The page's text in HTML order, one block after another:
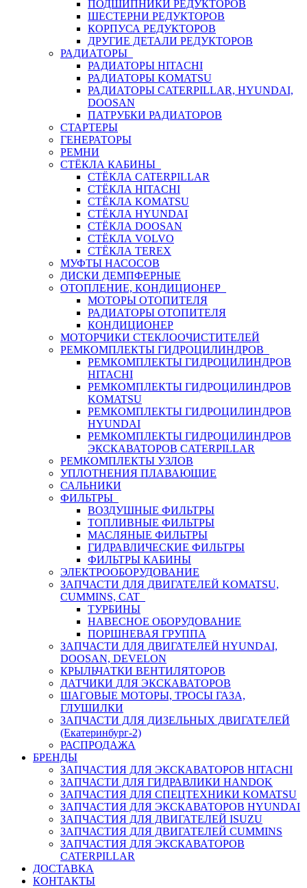
ПОДШИПНИКИ РЕДУКТОРОВ
ШЕСТЕРНИ РЕДУКТОРОВ
КОРПУСА РЕДУКТОРОВ
ДРУГИЕ ДЕТАЛИ РЕДУКТОРОВ
РАДИАТОРЫ
РАДИАТОРЫ HITACHI
РАДИАТОРЫ KOMATSU
РАДИАТОРЫ CATERPILLAR, HYUNDAI,
DOOSAN
ПАТРУБКИ РАДИАТОРОВ
СТАРТЕРЫ
ГЕНЕРАТОРЫ
РЕМНИ
СТЁКЛА КАБИНЫ
СТЁКЛА CATERPILLAR
СТЁКЛА HITACHI
СТЁКЛА KOMATSU
СТЁКЛА HYUNDAI
СТЁКЛА DOOSAN
СТЁКЛА VOLVO
СТЁКЛА TEREX
МУФТЫ НАСОСОВ
ДИСКИ ДЕМПФЕРНЫЕ
ОТОПЛЕНИЕ, КОНДИЦИОНЕР
МОТОРЫ ОТОПИТЕЛЯ
РАДИАТОРЫ ОТОПИТЕЛЯ
КОНДИЦИОНЕР
МОТОРЧИКИ СТЕКЛООЧИСТИТЕЛЕЙ
РЕМКОМПЛЕКТЫ ГИДРОЦИЛИНДРОВ
РЕМКОМПЛЕКТЫ ГИДРОЦИЛИНДРОВ
HITACHI
РЕМКОМПЛЕКТЫ ГИДРОЦИЛИНДРОВ
KOMATSU
РЕМКОМПЛЕКТЫ ГИДРОЦИЛИНДРОВ
HYUNDAI
РЕМКОМПЛЕКТЫ ГИДРОЦИЛИНДРОВ
ЭКСКАВАТОРОВ CATERPILLAR
РЕМКОМПЛЕКТЫ УЗЛОВ
УПЛОТНЕНИЯ ПЛАВАЮЩИЕ
САЛЬНИКИ
ФИЛЬТРЫ
ВОЗДУШНЫЕ ФИЛЬТРЫ
ТОПЛИВНЫЕ ФИЛЬТРЫ
МАСЛЯНЫЕ ФИЛЬТРЫ
ГИДРАВЛИЧЕСКИЕ ФИЛЬТРЫ
ФИЛЬТРЫ КАБИНЫ
ЭЛЕКТРООБОРУДОВАНИЕ
ЗАПЧАСТИ ДЛЯ ДВИГАТЕЛЕЙ KOMATSU,
CUMMINS, CAT
ТУРБИНЫ
НАВЕСНОЕ ОБОРУДОВАНИЕ
ПОРШНЕВАЯ ГРУППА
ЗАПЧАСТИ ДЛЯ ДВИГАТЕЛЕЙ HYUNDAI,
DOOSAN, DEVELON
КРЫЛЬЧАТКИ ВЕНТИЛЯТОРОВ
ДАТЧИКИ ДЛЯ ЭКСКАВАТОРОВ
ШАГОВЫЕ МОТОРЫ, ТРОСЫ ГАЗА,
ГЛУШИЛКИ
ЗАПЧАСТИ ДЛЯ ДИЗЕЛЬНЫХ ДВИГАТЕЛЕЙ
(Екатеринбург-2)
РАСПРОДАЖА
БРЕНДЫ
ЗАПЧАСТИЯ ДЛЯ ЭКСКАВАТОРОВ HITACHI
ЗАПЧАСТИ ДЛЯ ГИДРАВЛИКИ HANDOK
ЗАПЧАСТИЯ ДЛЯ СПЕЦТЕХНИКИ KOMATSU
ЗАПЧАСТИЯ ДЛЯ ЭКСКАВАТОРОВ HYUNDAI
ЗАПЧАСТИЯ ДЛЯ ДВИГАТЕЛЕЙ ISUZU
ЗАПЧАСТИЯ ДЛЯ ДВИГАТЕЛЕЙ CUMMINS
ЗАПЧАСТИЯ ДЛЯ ЭКСКАВАТОРОВ
CATERPILLAR
ДОСТАВКА
КОНТАКТЫ